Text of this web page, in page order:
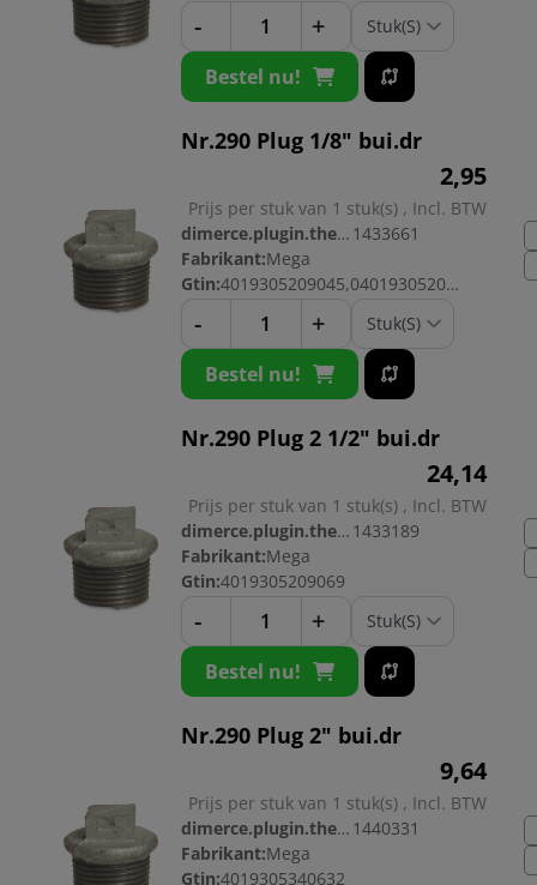
- +
Bestel nu!
Nr.290 Plug 1/8" bui.dr
2,95
Prijs per stuk van 1 stuk(s) , Incl. BTW
dimerce.plugin.theme.productnr: 1433661
Fabrikant:Mega
Gtin:
4019305209045,04019305209045
- +
Bestel nu!
Nr.290 Plug 2 1/2" bui.dr
24,14
Prijs per stuk van 1 stuk(s) , Incl. BTW
dimerce.plugin.theme.productnr: 1433189
Fabrikant:Mega
Gtin:4019305209069
- +
Bestel nu!
Nr.290 Plug 2" bui.dr
9,64
Prijs per stuk van 1 stuk(s) , Incl. BTW
dimerce.plugin.theme.productnr: 1440331
Fabrikant:Mega
Gtin:4019305340632